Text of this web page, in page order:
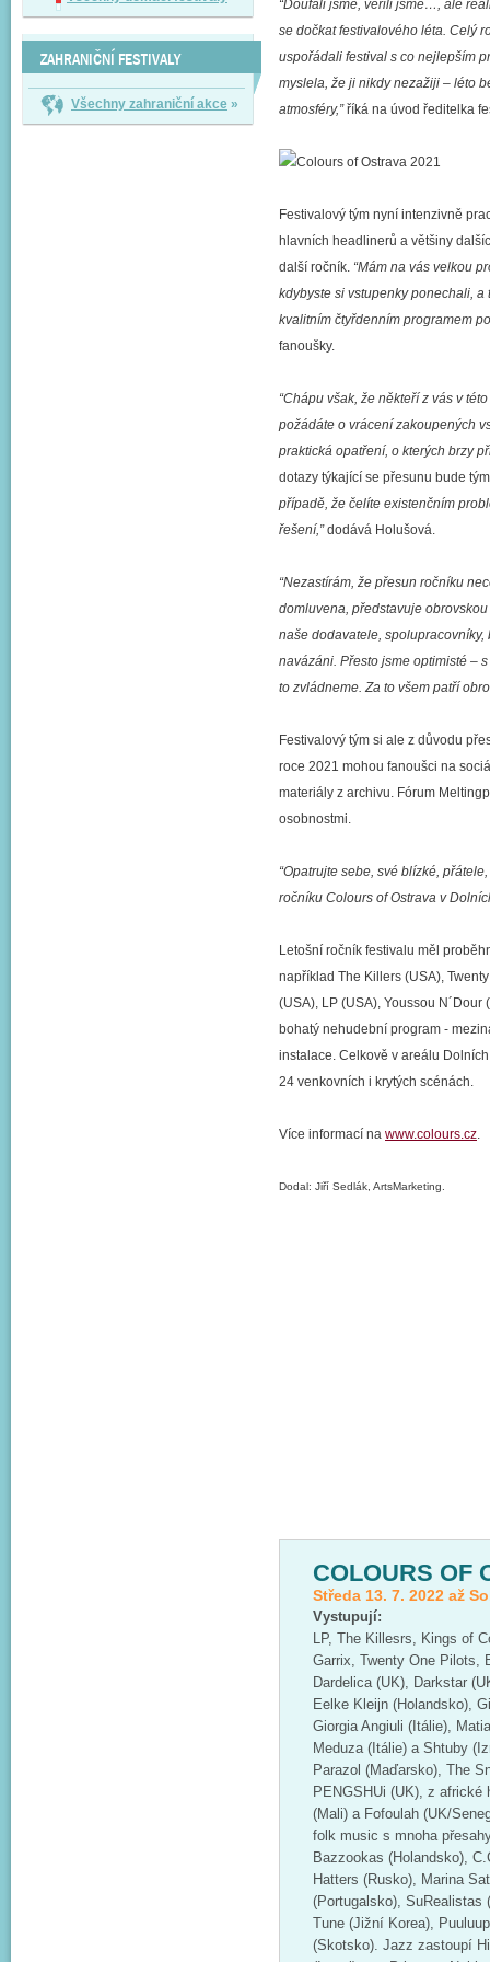
ZAHRANIČNÍ FESTIVALY
Všechny zahraniční akce »
“Doufali jsme, věřili jsme…, ale
se dočkat festivalového léta. Celý
uspořádali festival s co nejlepším
myslela, že ji nikdy nezažiji – léto
atmosféry,”říká na úvod ředitelka
Festivalový tým nyní intenzivně
hlavních headlinerů a většiny
další ročník. “Mám na vás velkou
kdybyste si vstupenky ponechali,
kvalitním čtyřdenním programem
fanoušky.
“Chápu však, že někteří z vás v
požádáte o vrácení zakoupených
praktická opatření, o kterých brzy
dotazy týkající se přesunu bude
případě, že čelíte existenčním
řešení,”dodává Holušová.
“Nezastírám, že přesun ročníku
domluvena, představuje
naše dodavatele,
navázáni. Přesto jsme optimisté –
to zvládneme. Za to všem patří
Festivalový tým si ale z důvodu
roce 2021 mohou fanoušci na
materiály z archivu. Fórum
osobnostmi.
“Opatrujte sebe, své blízké,
ročníku Colours of Ostrava v
Letošní ročník festivalu měl
například The Killers (USA),
(USA), LP (USA), Youssou
bohatý nehudební program -
instalace. Celkově v areálu
24 venkovních i krytých scénách.
Více informací na www.colours.cz.
Dodal: Jiří Sedlák, ArtsMarketing.
COLOURS OF
Středa 13. 7. 2022 až
Vystupují:
LP, The Killesrs, Kings of
Garrix, Twenty One Pilots,
Dardelica (UK), Darkstar
Eelke Kleijn (Holandsko),
Giorgia Angiuli (Itálie),
Meduza (Itálie) a Shtuby
Parazol (Maďarsko), The
PENGSHUi (UK), z africké
(Mali) a Fofoulah (UK/
folk music s mnoha
Bazzookas (Holandsko),
Hatters (Rusko), Marina
(Portugalsko), SuRealistas
Tune (Jižní Korea),
(Skotsko). Jazz zastoupí